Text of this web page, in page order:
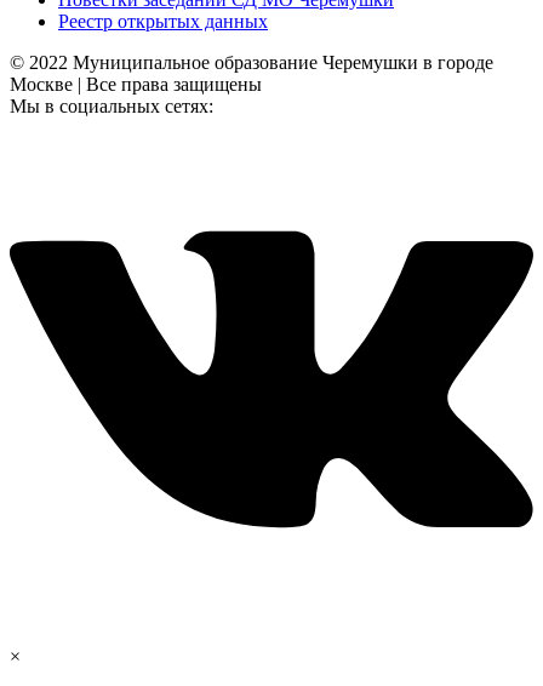
Реестр открытых данных
© 2022 Муниципальное образование Черемушки в городе
Москве | Все права защищены
Мы в социальных сетях:
×